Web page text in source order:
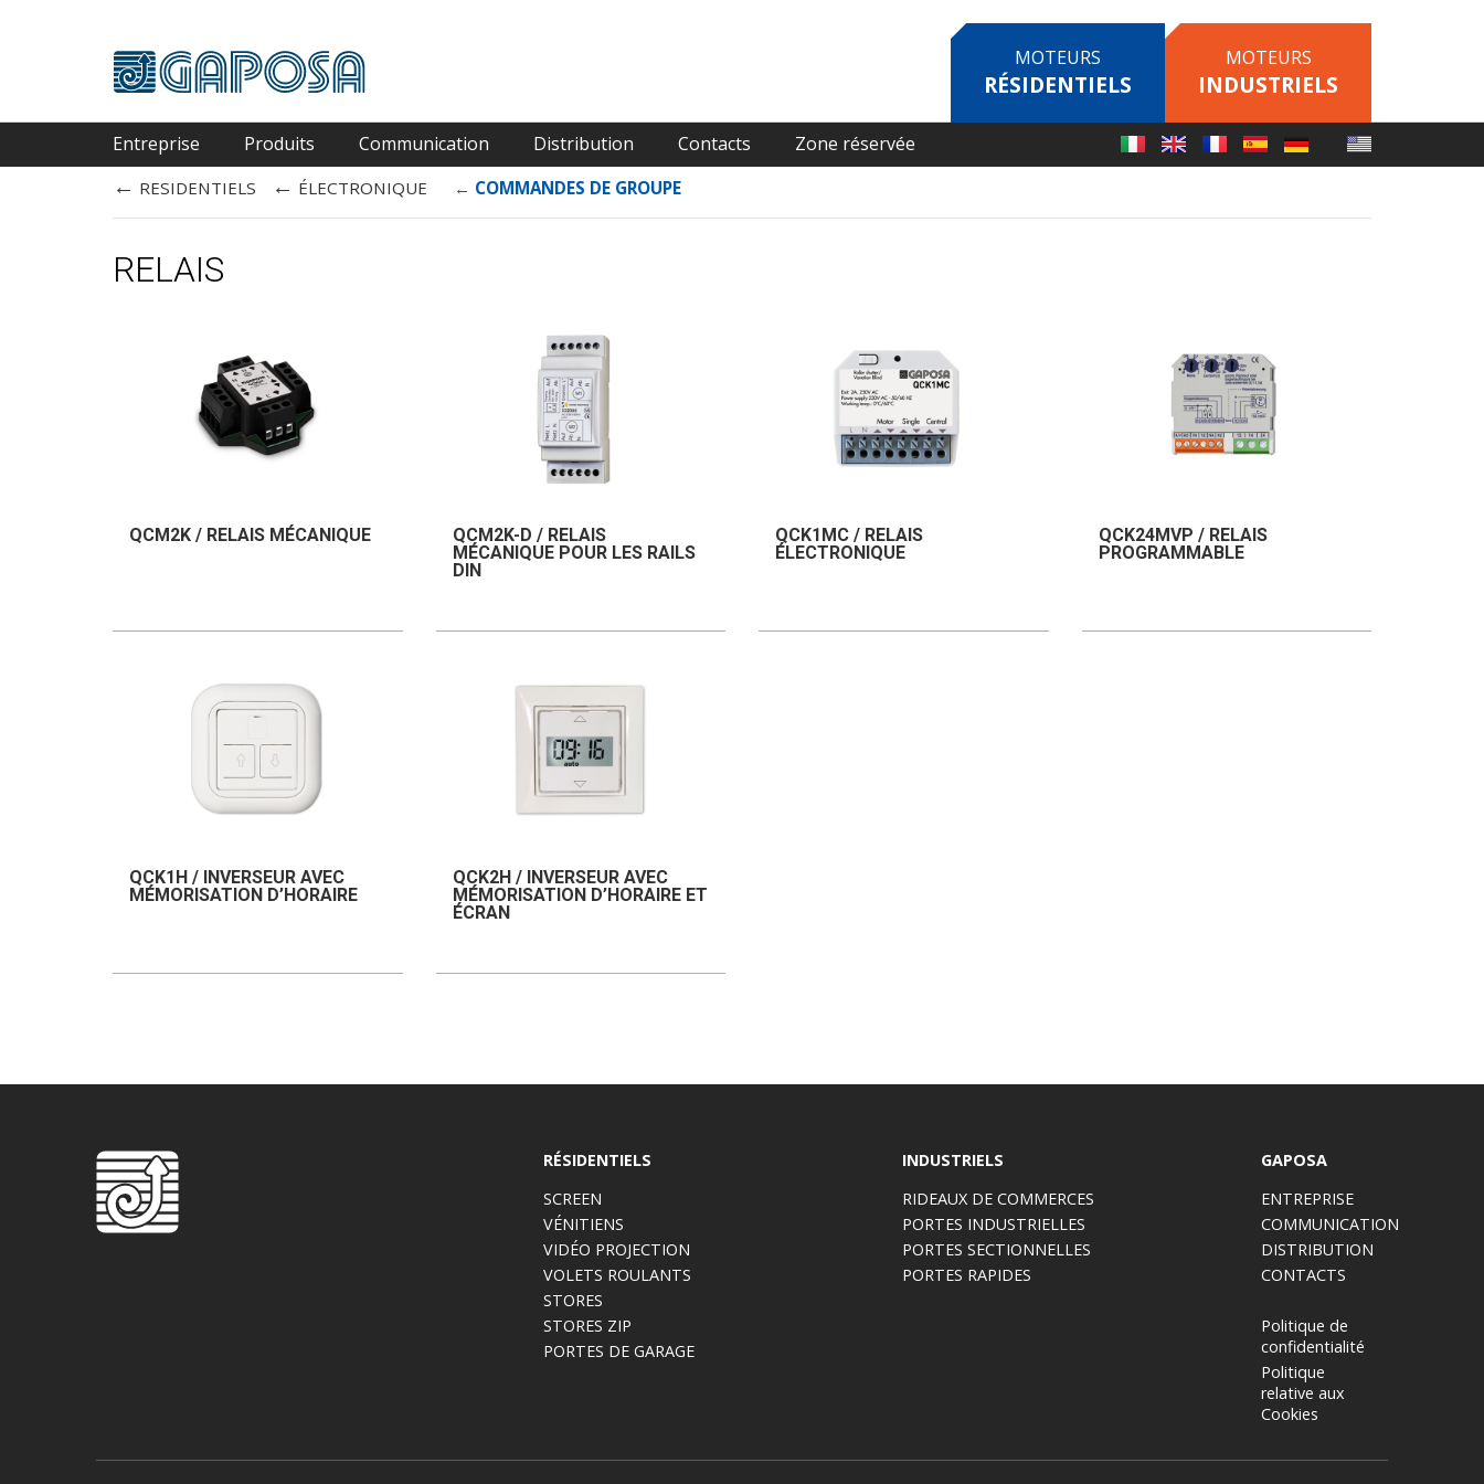
MOTEURS
RÉSIDENTIELS
MOTEURS
INDUSTRIELS
Entreprise Produits Communication Distribution Contacts Zone réservée
← RESIDENTIELS ← ÉLECTRONIQUE ← COMMANDES DE GROUPE
RELAIS
QCM2K / RELAIS MÉCANIQUE
QCM2K-D / RELAIS
MÉCANIQUE POUR LES RAILS
DIN
QCK1MC / RELAIS
ÉLECTRONIQUE
QCK24MVP / RELAIS
PROGRAMMABLE
QCK1H / INVERSEUR AVEC
MÉMORISATION D’HORAIRE
QCK2H / INVERSEUR AVEC
MÉMORISATION D’HORAIRE ET
ÉCRAN
RÉSIDENTIELS
SCREEN
VÉNITIENS
VIDÉO PROJECTION
VOLETS ROULANTS
STORES
STORES ZIP
PORTES DE GARAGE
INDUSTRIELS
RIDEAUX DE COMMERCES
PORTES INDUSTRIELLES
PORTES SECTIONNELLES
PORTES RAPIDES
GAPOSA
ENTREPRISE
COMMUNICATION
DISTRIBUTION
CONTACTS
Politique de
confidentialité
Politique
relative aux
Cookies